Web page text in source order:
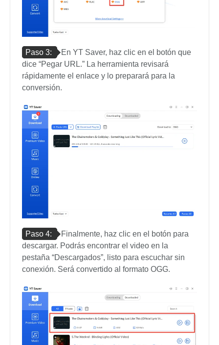
Paso 3:
En YT Saver, haz clic en el botón que
dice “Pegar URL.” La herramienta revisará
rápidamente el enlace y lo preparará para la
conversión.
Paso 4:
Finalmente, haz clic en el botón para
descargar. Podrás encontrar el video en la
pestaña “Descargados”, listo para escuchar sin
conexión. Será convertido al formato OGG.